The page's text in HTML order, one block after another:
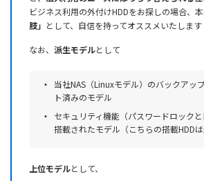
ビジネス利用の外付けHDDをお探しの場合、
肢」 として、自信を持ってオススメいたします
なお、 派生モデルとして
当社NAS（Linuxモデル）のバックアッ
ト済みのモデル
セキュリティ機能（パスワードロック
搭載されたモデル（こちらの搭載HDDは
上位モデルとして、